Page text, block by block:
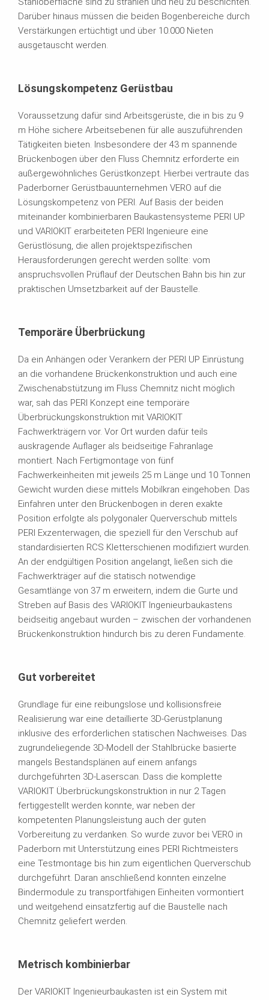
Darüber hinaus müssen die beiden Bogenbereiche durch
Verstärkungen ertüchtigt und über 10.000 Nieten
ausgetauscht werden.
Lösungskompetenz Gerüstbau
Voraussetzung dafür sind Arbeitsgerüste, die in bis zu 9
m Höhe sichere Arbeitsebenen für alle auszuführenden
Tätigkeiten bieten. Insbesondere der 43 m spannende
Brückenbogen über den Fluss Chemnitz erforderte ein
außergewöhnliches Gerüstkonzept. Hierbei vertraute das
Paderborner Gerüstbauunternehmen VERO auf die
Lösungskompetenz von PERI. Auf Basis der beiden
miteinander kombinierbaren Baukastensysteme PERI UP
und VARIOKIT erarbeiteten PERI Ingenieure eine
Gerüstlösung, die allen projektspezifischen
Herausforderungen gerecht werden sollte: vom
anspruchsvollen Prüflauf der Deutschen Bahn bis hin zur
praktischen Umsetzbarkeit auf der Baustelle.
Temporäre Überbrückung
Da ein Anhängen oder Verankern der PERI UP Einrüstung
an die vorhandene Brückenkonstruktion und auch eine
Zwischenabstützung im Fluss Chemnitz nicht möglich
war, sah das PERI Konzept eine temporäre
Überbrückungskonstruktion mit VARIOKIT
Fachwerkträgern vor. Vor Ort wurden dafür teils
auskragende Auflager als beidseitige Fahranlage
montiert. Nach Fertigmontage von fünf
Fachwerkeinheiten mit jeweils 25 m Länge und 10 Tonnen
Gewicht wurden diese mittels Mobilkran eingehoben. Das
Einfahren unter den Brückenbogen in deren exakte
Position erfolgte als polygonaler Querverschub mittels
PERI Exzenterwagen, die speziell für den Verschub auf
standardisierten RCS Kletterschienen modifiziert wurden.
An der endgültigen Position angelangt, ließen sich die
Fachwerkträger auf die statisch notwendige
Gesamtlänge von 37 m erweitern, indem die Gurte und
Streben auf Basis des VARIOKIT Ingenieurbaukastens
beidseitig angebaut wurden – zwischen der vorhandenen
Brückenkonstruktion hindurch bis zu deren Fundamente.
Gut vorbereitet
Grundlage für eine reibungslose und kollisionsfreie
Realisierung war eine detaillierte 3D-Gerüstplanung
inklusive des erforderlichen statischen Nachweises. Das
zugrundeliegende 3D-Modell der Stahlbrücke basierte
mangels Bestandsplänen auf einem anfangs
durchgeführten 3D-Laserscan. Dass die komplette
VARIOKIT Überbrückungskonstruktion in nur 2 Tagen
fertiggestellt werden konnte, war neben der
kompetenten Planungsleistung auch der guten
Vorbereitung zu verdanken. So wurde zuvor bei VERO in
Paderborn mit Unterstützung eines PERI Richtmeisters
eine Testmontage bis hin zum eigentlichen Querverschub
durchgeführt. Daran anschließend konnten einzelne
Bindermodule zu transportfähigen Einheiten vormontiert
und weitgehend einsatzfertig auf die Baustelle nach
Chemnitz geliefert werden.
Metrisch kombinierbar
Der VARIOKIT Ingenieurbaukasten ist ein System mit